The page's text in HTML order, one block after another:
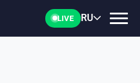
LIVE RU